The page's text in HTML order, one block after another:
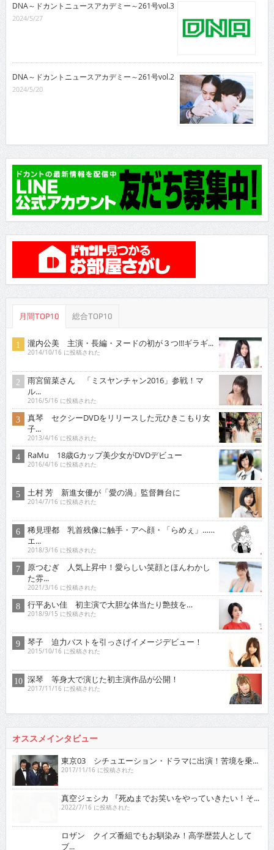
DNA～ドカントニュースアカデミー～261号vol.3
2024/5/27
DNA～ドカントニュースアカデミー～261号vol.2
2024/5/20
月間TOP10 総合TOP10
瀧内公美 主演・長編・ヌードの初が３つ!!!ギラギ...
2014/10/16 に投稿された
雨宮留菜さん 「ミスヤンチャン2016」参戦！マ
ル...
2016/5/16 に投稿された
真琴 セクシーDVDをリリースした元ひきこもり女
子...
2013/4/16 に投稿された
RaMu 18歳Gカップ美少女がDVDデビュー
2016/4/16 に投稿された
土村 芳 新進女優が「愛の渦」監督舞台に
2014/7/16 に投稿された
稀見理都 乳首残像に触手・アヘ顔・「らめぇ」……
エ...
2018/3/16 に投稿された
原つむぎ 人気上昇中！愛らしい笑顔とほんわかし
た雰...
2021/3/16 に投稿された
行平あい佳 初主演で大胆な体当たり艶技を…
2018/9/15 に投稿された
琴子 迫力バストを引っさげイメージデビュー！
2015/10/16 に投稿された
深琴 等身大で演じた初主演作品が公開！
2017/11/16 に投稿された
オススメインタビュー
東京03 シチュエーション・ドラマに出演！苦境を乗...
2017/11/16 に投稿された
真空ジェシカ 『死ぬまでお笑いをやっていきたい！そ...
2022/7/16 に投稿された
ロザン クイズ番組でもお馴染み！高学歴芸人として
ブ...